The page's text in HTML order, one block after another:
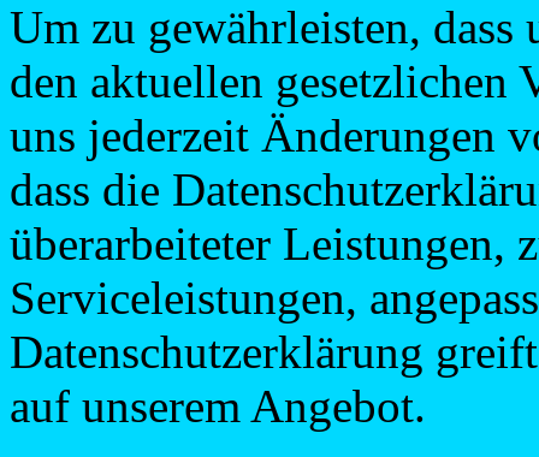
Um zu gewährleisten, dass
den aktuellen gesetzlichen
uns jederzeit Änderungen
dass die
überarbeiteter Leistungen,
Serviceleistungen,
Datenschutzerklärung
auf unserem Angebot.